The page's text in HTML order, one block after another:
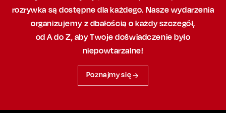
rozrywka są dostępne dla każdego. Nasze wydarzenia
organizujemy z dbałością o każdy szczegół,
od A do Z, abyTwoje doświadczenie było
niepowtarzalne!
Poznajmy się